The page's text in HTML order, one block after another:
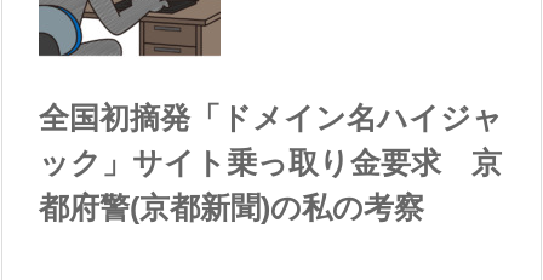
全国初摘発「ドメイン名ハイジャ
ック」サイト乗っ取り金要求 京
都府警(京都新聞)の私の考察